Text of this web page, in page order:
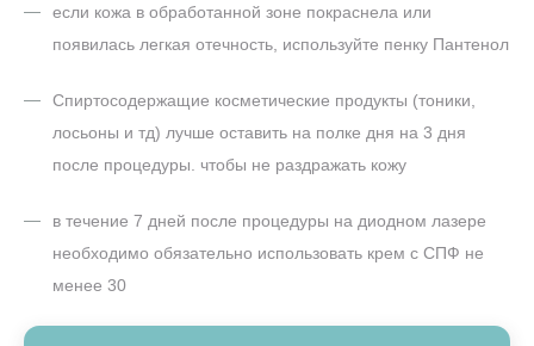
если кожа в обработанной зоне покраснела или
появилась легкая отечность, используйте пенку Пантенол
Спиртосодержащие косметические продукты (тоники,
лосьоны и тд) лучше оставить на полке дня на 3 дня
после процедуры. чтобы не раздражать кожу
в течение 7 дней после процедуры на диодном лазере
необходимо обязательно использовать крем с СПФ не
менее 30